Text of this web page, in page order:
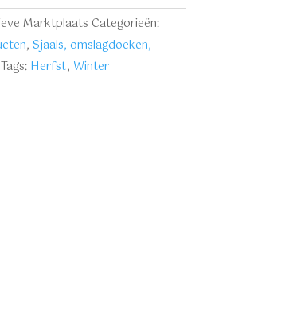
Marktplaats Categorieën:
, Sjaals, omslagdoeken,
Tags: Herfst, Winter